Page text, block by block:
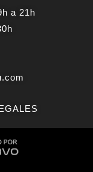
a 21h